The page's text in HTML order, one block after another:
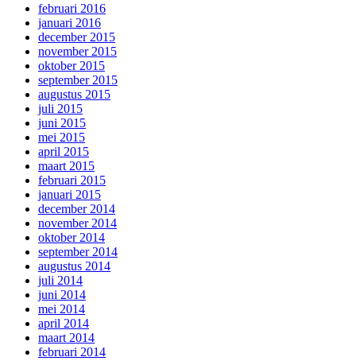
februari 2016
januari 2016
december 2015
november 2015
oktober 2015
september 2015
augustus 2015
juli 2015
juni 2015
mei 2015
april 2015
maart 2015
februari 2015
januari 2015
december 2014
november 2014
oktober 2014
september 2014
augustus 2014
juli 2014
juni 2014
mei 2014
april 2014
maart 2014
februari 2014